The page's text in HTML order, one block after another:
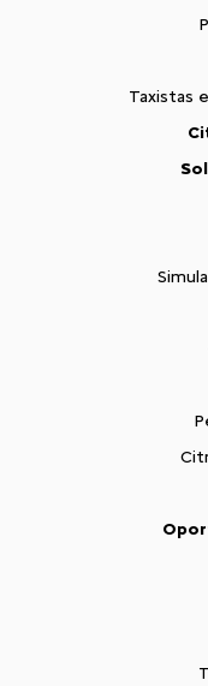
Taxistas